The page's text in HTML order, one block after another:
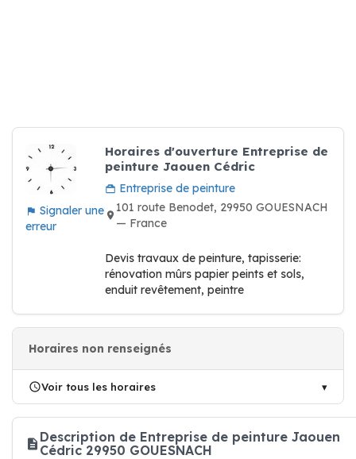
Signaler une
erreur
Horaires d'ouverture Entreprise de
peinture Jaouen Cédric
Entreprise de peinture
101 route Benodet, 29950 GOUESNACH
— France
Devis travaux de peinture, tapisserie:
rénovation mûrs papier peints et sols,
enduit revêtement, peintre
Horaires non renseignés
Voir tous les horaires
Description de Entreprise de peinture Jaouen
Cédric 29950 GOUESNACH